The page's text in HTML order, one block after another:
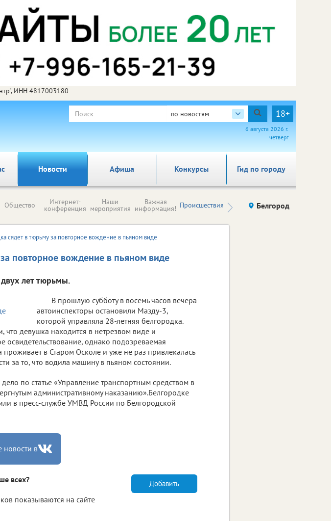
ИНН 4817003180
по новостям 18+
6 августа 2026 г.
четверг
Новости Афиша Гид по городу
Конкурсы
Общество Интернет-
конференция
Наши
мероприятия
Важная
информация! Происшествия Здоровье компаний (на
правах
Белгород
сядет в тюрьму за повторное вождение в пьяном виде
повторное вождение в пьяном виде
лет тюрьмы.
В прошлую субботу в восемь часов вечера
автоинспекторы остановили Мазду-3,
которой управляла 28-летняя белгородка.
что девушка находится в нетрезвом виде и
освидетельствование, однако подозреваемая
проживает в Старом Осколе и уже не раз привлекалась
за то, что водила машину в пьяном состоянии.
по статье «Управление транспортным средством в
административному наказанию».Белгородке
в пресс-службе УМВД России по Белгородской
новости в
всех?
показываются на сайте
Добавить